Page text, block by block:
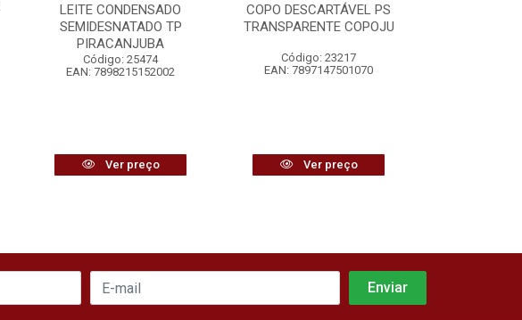
LEITE CONDENSADO
SEMIDESNATADO TP
PIRACANJUBA
Código: 25474
EAN: 7898215152002
Ver preço
COPO DESCARTÁVEL PS
TRANSPARENTE COPOJU
Código: 23217
EAN: 7897147501070
Ver preço